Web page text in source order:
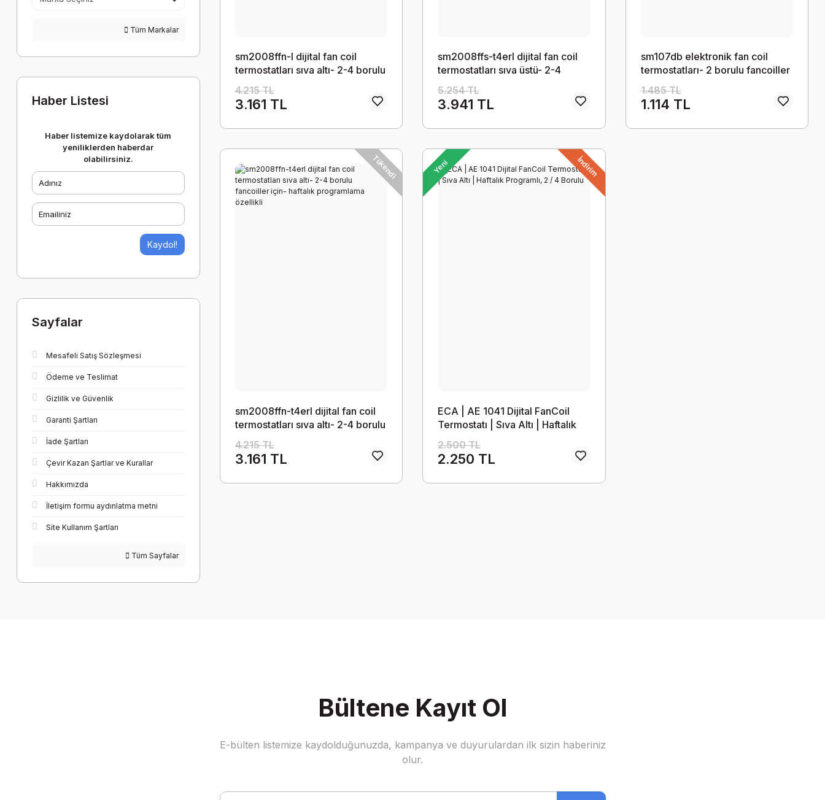
Tüm Markalar
Haber Listesi
Haber listemize kaydolarak tüm
yeniliklerden haberdar
olabilirsiniz.
Kaydol!
Sayfalar
Mesafeli Satış Sözleşmesi
Ödeme ve Teslimat
Gizlilik ve Güvenlik
Garanti Şartları
İade Şartları
Çevir Kazan Şartlar ve Kurallar
Hakkımızda
İletişim formu aydınlatma metni
Site Kullanım Şartları
Tüm Sayfalar
sm2008ffn-l dijital fan coil
termostatları sıva altı- 2-4 borulu
4.215 TL
3.161 TL
sm2008ffs-t4erl dijital fan coil
termostatları sıva üstü- 2-4
programlama özellikli
5.254 TL
3.941 TL
sm107db elektronik fan coil
termostatları- 2 borulu fancoiller
1.485 TL
1.114 TL
Tükendi
sm2008ffn-t4erl dijital fan coil
termostatları sıva altı- 2-4 borulu
fancoiller için- haftalık
programlama özellikli
4.215 TL
3.161 TL
Yeni İndirim
ECA | AE 1041 Dijital FanCoil
Termostatı | Sıva Altı | Haftalık
Programlı, 2 / 4 Borulu
2.500 TL
2.250 TL
Bültene Kayıt Ol
E-bülten listemize kaydolduğunuzda, kampanya ve duyurulardan ilk sizin haberiniz
olur.